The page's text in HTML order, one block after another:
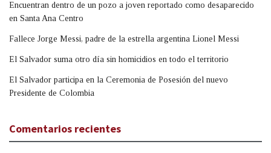
Encuentran dentro de un pozo a joven reportado como desaparecido
en Santa Ana Centro
Fallece Jorge Messi, padre de la estrella argentina Lionel Messi
El Salvador suma otro día sin homicidios en todo el territorio
El Salvador participa en la Ceremonia de Posesión del nuevo
Presidente de Colombia
Comentarios recientes